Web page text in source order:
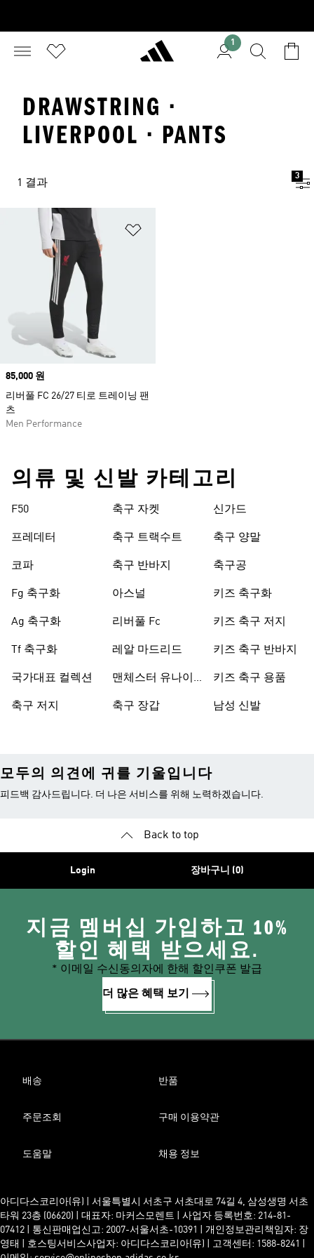
1
DRAWSTRING ·
LIVERPOOL · PANTS
1 결과
3
Price
85,000 원
리버풀 FC 26/27 티로 트레이닝 팬
츠
Men Performance
의류 및 신발 카테고리
F50
프레데터
코파
Fg 축구화
Ag 축구화
Tf 축구화
국가대표 컬렉션
축구 저지
축구 자켓
축구 트랙수트
축구 반바지
아스널
리버풀 Fc
레알 마드리드
맨체스터 유나이
축구 장갑
신가드
축구 양말
축구공
키즈 축구화
키즈 축구 저지
키즈 축구 반바지
키즈 축구 용품
남성 신발
모두의 의견에 귀를 기울입니다
피드백 감사드립니다. 더 나은 서비스를 위해 노력하겠습니다.
Back to top
Login 장바구니 (0)
지금 멤버십 가입하고 10%
할인 혜택 받으세요.
* 이메일 수신동의자에 한해 할인쿠폰 발급
더 많은 혜택 보기
배송 반품
주문조회 구매 이용약관
도움말 채용 정보
아디다스코리아(유) | 서울특별시 서초구 서초대로 74길 4, 삼성생명 서초
타워 23층 (06620) | 대표자: 마커스모렌트 | 사업자 등록번호: 214-81-
07412 | 통신판매업신고: 2007-서울서초-10391 | 개인정보관리책임자: 장
영태 | 호스팅서비스사업자: 아디다스코리아(유) | 고객센터: 1588-8241 |